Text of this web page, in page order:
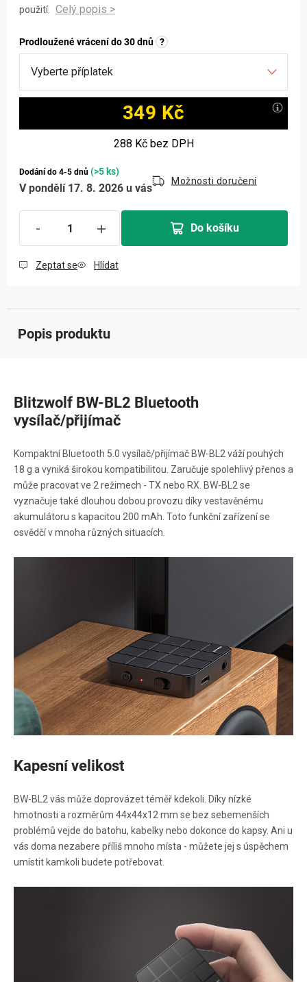
použití.
Prodloužené vrácení do 30 dnů ?
349 Kč
288 Kčbez DPH
Dodání do 4-5 dnů (>5 ks)
V pondělí 17. 8. 2026 u vás
Možnosti doručení
Do košíku
Zeptat se Hlídat
Popis produktu
Blitzwolf BW-BL2 Bluetooth
vysílač/přijímač
Kompaktní Bluetooth 5.0 vysílač/přijímač BW-BL2 váží pouhých
18 g a vyniká širokou kompatibilitou. Zaručuje spolehlivý přenos a
může pracovat ve 2 režimech - TX nebo RX. BW-BL2 se
vyznačuje také dlouhou dobou provozu díky vestavěnému
akumulátoru s kapacitou 200 mAh. Toto funkční zařízení se
osvědčí v mnoha různých situacích.
Kapesní velikost
BW-BL2 vás může doprovázet téměř kdekoli. Díky nízké
hmotnosti a rozměrům 44x44x12 mm se bez sebemenších
problémů vejde do batohu, kabelky nebo dokonce do kapsy. Ani u
vás doma nezabere příliš mnoho místa - můžete jej s úspěchem
umístit kamkoli budete potřebovat.